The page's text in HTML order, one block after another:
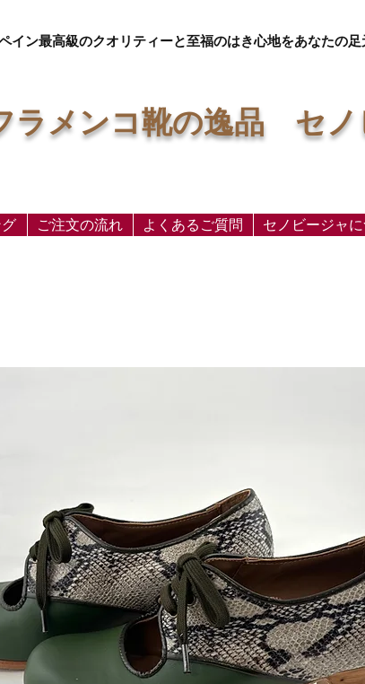
イン最高級のクオリティーと至福のはき心地をあなたの
ラメンコ靴の逸品 セノ
ご注文の流れ よくあるご質問 セノビージャ